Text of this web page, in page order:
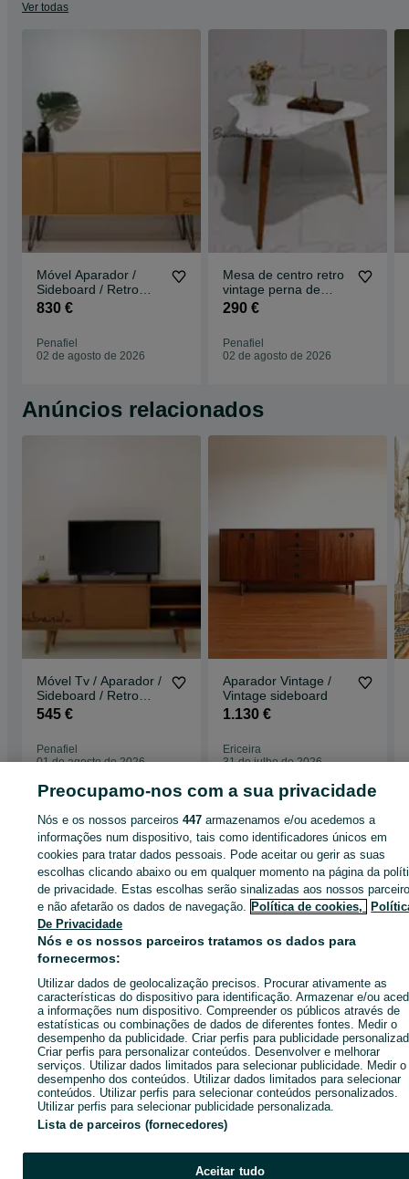
Ver todas
Móvel Aparador /
Sideboard / Retro
Vintage / Estilo
830 €
Penafiel
02 de agosto de 2026
Mesa de centro retro
vintage perna de
palito
290 €
Penafiel
02 de agosto de 2026
Anúncios relacionados
Móvel Tv / Aparador /
Sideboard / Retro
Vintage / Estilo
545 €
Penafiel
01 de agosto de 2026
Aparador Vintage /
Vintage sideboard
1.130 €
Ericeira
31 de julho de 2026
Página principal Móveis, Casa e Jardim Móveis Aparadores e Consolas
Aparadores e Consolas - Porto Aparadores e Consolas - Penafiel
CATEGORIA
ID:550416230
Ligar / SMS Enviar mensagem
Preocupamo-nos com a sua privacidade
Nós e os nossos parceiros447 armazenamos e/ou acedemos a
informações num dispositivo, tais como identificadores únicos em
cookies para tratar dados pessoais. Pode aceitar ou gerir as suas
escolhas clicando abaixo ou em qualquer momento na página da
de privacidade. Estas escolhas serão sinalizadas aos nossos
e não afetarão os dados de navegação. Política de cookies,
De Privacidade
Nós e os nossos parceiros tratamos os dados para
fornecermos:
Utilizar dados de geolocalização precisos. Procurar ativamente as
características do dispositivo para identificação. Armazenar e/ou
a informações num dispositivo. Compreender os públicos através de
estatísticas ou combinações de dados de diferentes fontes. Medir o
desempenho da publicidade. Criar perfis para publicidade
Criar perfis para personalizar conteúdos. Desenvolver e melhorar
serviços. Utilizar dados limitados para selecionar publicidade. Medir o
desempenho dos conteúdos. Utilizar dados limitados para selecionar
conteúdos. Utilizar perfis para selecionar conteúdos personalizados.
Utilizar perfis para selecionar publicidade personalizada.
Lista de parceiros (fornecedores)
Aceitar tudo